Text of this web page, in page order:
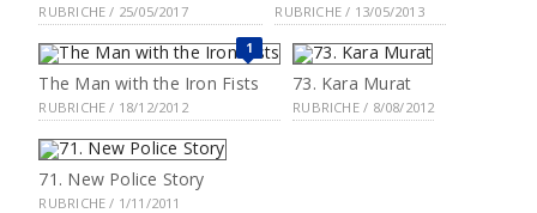
RUBRICHE / 25/05/2017 RUBRICHE / 13/05/2013
1
The Man with the Iron Fists
RUBRICHE / 18/12/2012
73. Kara Murat
RUBRICHE / 8/08/2012
71. New Police Story
RUBRICHE / 1/11/2011